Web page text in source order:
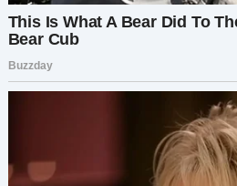
так. Разберёмся.
Когда мы вернулись домой,
соседка, добродушная и
Ивановна. Она сразу
Георгий вкратце объяснил,